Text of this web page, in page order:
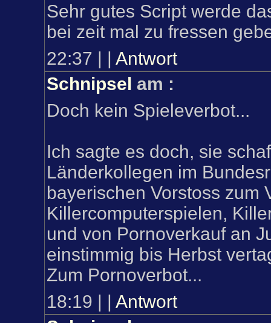
Sehr gutes Script werde
bei zeit mal zu fressen
22:37 | | Antwort
Schnipsel am :
Doch kein Spieleverbot...
Ich sagte es doch, sie
Länderkollegen im
bayerischen Vorstoss zum
Killercomputerspielen,
und von Pornoverkauf an
einstimmig bis Herbst
Zum Pornoverbot...
18:19 | | Antwort